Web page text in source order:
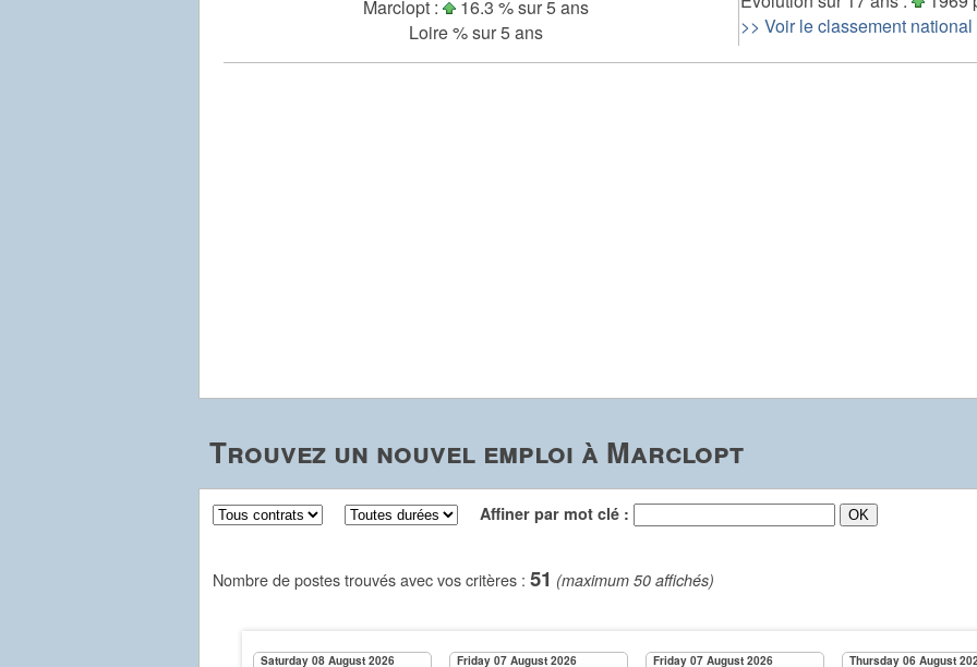
Marclopt :
16.3 % sur 5 ans
Loire % sur 5 ans
>> Voir le classement national
Trouvez un nouvel emploi à Marclopt
Affiner par mot clé :
Nombre de postes trouvés avec vos critères : 51 (maximum 50 affichés)
Saturday 08 August 2026 Friday 07 August 2026 Friday 07 August 2026 Thursday 06 August